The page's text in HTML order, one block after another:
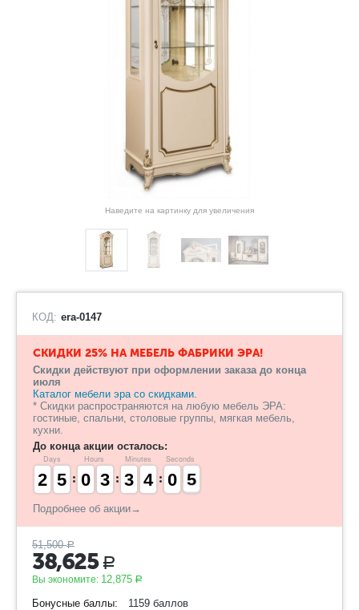
Наведите на картинку для увеличения
КОД: era-0147
СКИДКИ 25% НА МЕБЕЛЬ ФАБРИКИ ЭРА!
Скидки действуют при оформлении заказа до конца
июля
Каталог мебели эра со скидками.
* Скидки распространяются на любую мебель ЭРА:
гостиные, спальни, столовые группы, мягкая мебель,
кухни.
До конца акции осталось:
Days
1
1
2
2 4
4
5
5
Hours
9
9
0
0 2
2
3
3
Minutes
2
2
3
3 3
3
4
4
Seconds
1
0
0 5
4
4
Подробнее об акции→
51,500 Р
38,625 Р
Вы экономите: 12,875 Р
Бонусные баллы: 1159 баллов